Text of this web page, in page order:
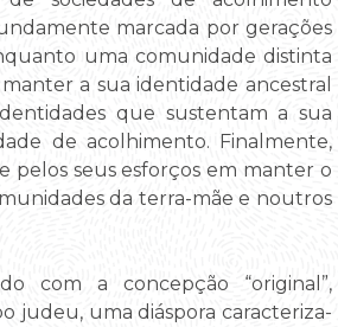
marcada por gerações
uma comunidade distinta
a sua identidade ancestral
que sustentam a sua
de acolhimento. Finalmente,
pelos seus esforços em manter o
da terra-mãe e noutros
com a concepção “original”,
judeu, uma diáspora caracteriza-